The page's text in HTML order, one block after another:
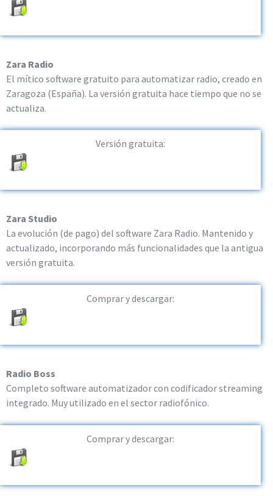
Zara Radio
El mítico software gratuito para automatizar radio, creado en
Zaragoza (España). La versión gratuita hace tiempo que no se
actualiza.
Versión gratuita:
Zara Studio
La evolución (de pago) del software Zara Radio. Mantenido y
actualizado, incorporando más funcionalidades que la antigua
versión gratuita.
Comprar y descargar:
Radio Boss
Completo software automatizador con codificador streaming
integrado. Muy utilizado en el sector radiofónico.
Comprar y descargar: